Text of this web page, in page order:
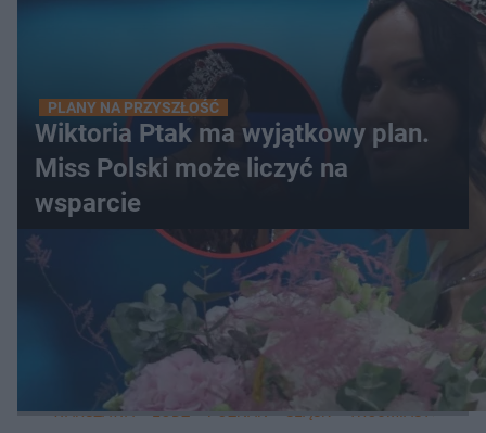
PLANY NA PRZYSZŁOŚĆ
Wiktoria Ptak ma wyjątkowy plan.
Miss Polski może liczyć na
wsparcie
WIĘCEJ
LOKALNE
WARSZAWA ŁÓDŹ POZNAŃ ŚLĄSK TRÓJMIASTO